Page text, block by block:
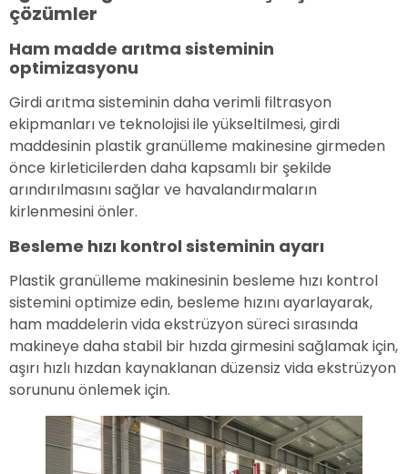
çözümler
Ham madde arıtma sisteminin
optimizasyonu
Girdi arıtma sisteminin daha verimli filtrasyon
ekipmanları ve teknolojisi ile yükseltilmesi, girdi
maddesinin plastik granülleme makinesine girmeden
önce kirleticilerden daha kapsamlı bir şekilde
arındırılmasını sağlar ve havalandırmaların
kirlenmesini önler.
Besleme hızı kontrol sisteminin ayarı
Plastik granülleme makinesinin besleme hızı kontrol
sistemini optimize edin, besleme hızını ayarlayarak,
ham maddelerin vida ekstrüzyon süreci sırasında
makineye daha stabil bir hızda girmesini sağlamak için,
aşırı hızlı hızdan kaynaklanan düzensiz vida ekstrüzyon
sorununu önlemek için.